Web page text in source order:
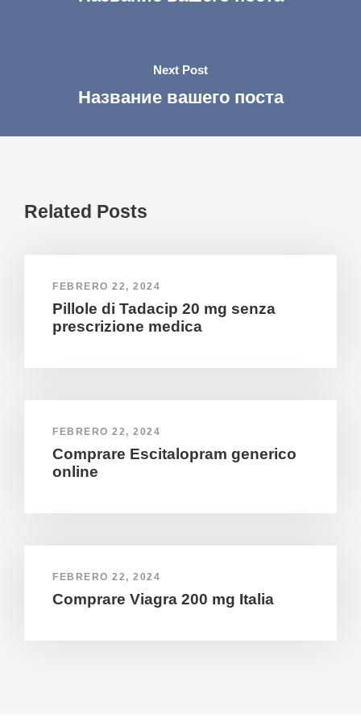
Next Post
Название вашего поста
Related Posts
FEBRERO 22, 2024
Pillole di Tadacip 20 mg senza
prescrizione medica
FEBRERO 22, 2024
Comprare Escitalopram generico
online
FEBRERO 22, 2024
Comprare Viagra 200 mg Italia